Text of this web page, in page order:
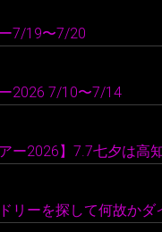
7/19〜7/20
2026 7/10〜7/14
ー2026】7.7七夕は高
リーを探して何故かダ